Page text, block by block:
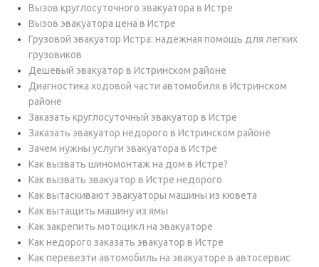
Вызов круглосуточного эвакуатора в Истре
Вызов эвакуатора цена в Истре
Грузовой эвакуатор Истра: надежная помощь для легких
грузовиков
Дешевый эвакуатор в Истринском районе
Диагностика ходовой части автомобиля в Истринском
районе
Заказать круглосуточный эвакуатор в Истре
Заказать эвакуатор недорого в Истринском районе
Зачем нужны услуги эвакуатора в Истре
Как вызвать шиномонтаж на дом в Истре?
Как вызвать эвакуатор в Истре недорого
Как вытаскивают эвакуаторы машины из кювета
Как вытащить машину из ямы
Как закрепить мотоцикл на эвакуаторе
Как недорого заказать эвакуатор в Истре
Как перевезти автомобиль на эвакуаторе в автосервис